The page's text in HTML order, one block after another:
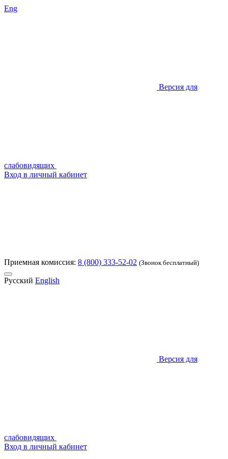
Eng
Версия для
слабовидящих
Вход в личный кабинет
Приемная комиссия: 8 (800) 333-52-02 (Звонок бесплатный)
Русский English
Версия для
слабовидящих
Вход в личный кабинет